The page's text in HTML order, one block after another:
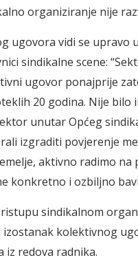
organiziranje nije
ugovora vidi se upravo
sindikalne scene:
ugovor ponajprije
20 godina. Nije bilo
unutar Općeg
izgraditi povjerenje
aktivno radimo
konkretno i ozbiljno
sindikalnom
kolektivnog
iz redova radnika.